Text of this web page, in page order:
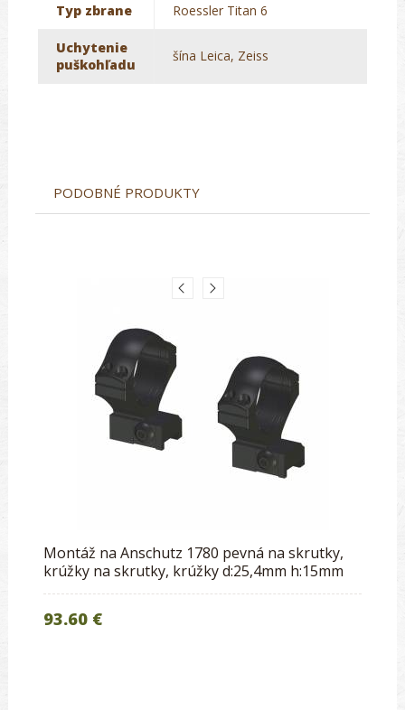
Typ zbrane Roessler Titan 6
Uchytenie
puškohľadu
šína Leica, Zeiss
PODOBNÉ PRODUKTY
Montáž na Anschutz 1780 pevná na skrutky,
krúžky na skrutky, krúžky d:25,4mm h:15mm
93.60 €